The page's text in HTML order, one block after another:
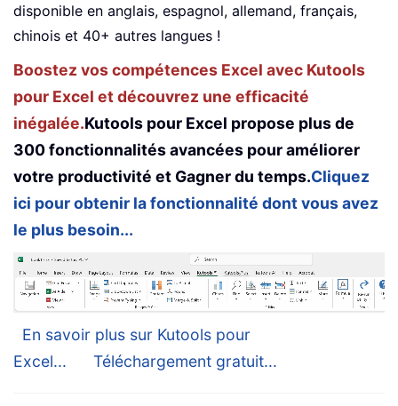
disponible en anglais, espagnol, allemand, français,
chinois et 40+ autres langues !
Boostez vos compétences Excel avec Kutools
pour Excel et découvrez une efficacité
inégalée.Kutools pour Excel propose plus de
300 fonctionnalités avancées pour améliorer
votre productivité et Gagner du temps.Cliquez
ici pour obtenir la fonctionnalité dont vous avez
le plus besoin...
En savoir plus sur Kutools pour
Excel...
Téléchargement gratuit...